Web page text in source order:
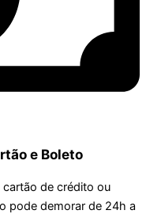
e Boleto
de crédito ou
pode demorar de 24h a